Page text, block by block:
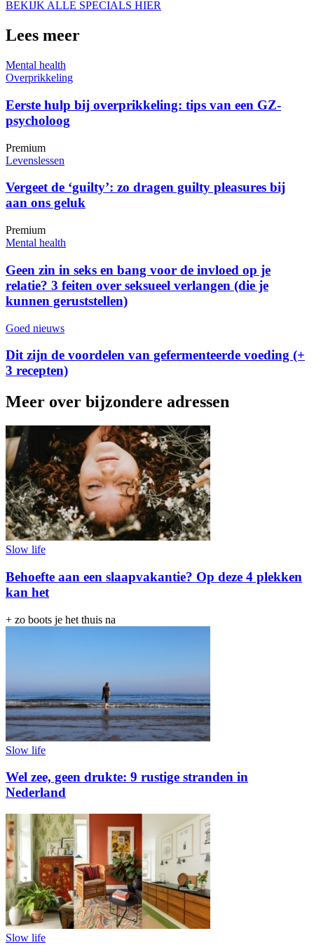
BEKIJK ALLE SPECIALS HIER
Lees meer
Mental health
Overprikkeling
Eerste hulp bij overprikkeling: tips van een GZ-
psycholoog
Premium
Levenslessen
Vergeet de ‘guilty’: zo dragen guilty pleasures bij
aan ons geluk
Premium
Mental health
Geen zin in seks en bang voor de invloed op je
relatie? 3 feiten over seksueel verlangen (die je
kunnen geruststellen)
Goed nieuws
Dit zijn de voordelen van gefermenteerde voeding (+
3 recepten)
Meer over bijzondere adressen
Slow life
Behoefte aan een slaapvakantie? Op deze 4 plekken
kan het
+ zo boots je het thuis na
Slow life
Wel zee, geen drukte: 9 rustige stranden in
Nederland
Slow life